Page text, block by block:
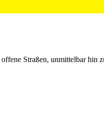
Straßen, unmittelbar hin